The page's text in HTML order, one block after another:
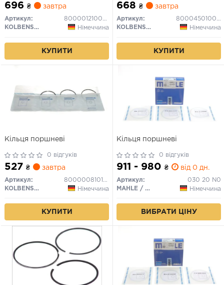
696 ₴ завтра
Артикул:
800001210000
KOLBENSCHMIDT
Німеччина
КУПИТИ
668 ₴ завтра
Артикул:
800045010000
KOLBENSCHMIDT
Німеччина
КУПИТИ
Кільця поршневі
0 відгуків
527 ₴ завтра
Артикул:
800000810100
KOLBENSCHMIDT
Німеччина
КУПИТИ
Кільця поршневі
0 відгуків
911 - 980 ₴ від 0 дн.
Артикул:
030 20 N0
MAHLE / KNECHT
Німеччина
ВИБРАТИ ЦІНУ